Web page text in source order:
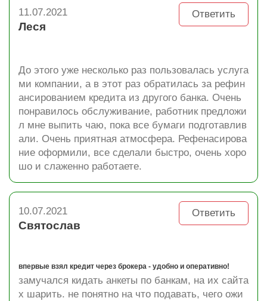
Ответить
11.07.2021
Леся
До этого уже несколько раз пользовалась услуга
ми компании, а в этот раз обратилась за рефин
ансированием кредита из другого банка. Очень
понравилось обслуживание, работник предложи
л мне выпить чаю, пока все бумаги подготавлив
али. Очень приятная атмосфера. Рефенасирова
ние оформили, все сделали быстро, очень хоро
шо и слаженно работаете.
Ответить
10.07.2021
Святослав
впервые взял кредит через брокера - удобно и оперативно!
замучался кидать анкеты по банкам, на их сайта
х шарить. не понятно на что подавать, чего ожи